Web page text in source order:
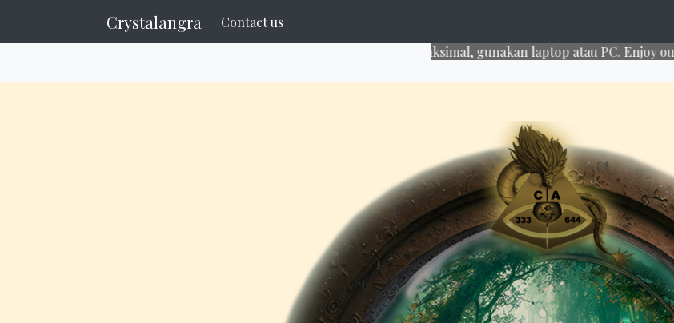
Crystalangra Contact us
Untuk tampilan web maksimal, gunakan laptop atau PC. Enjoy our services~